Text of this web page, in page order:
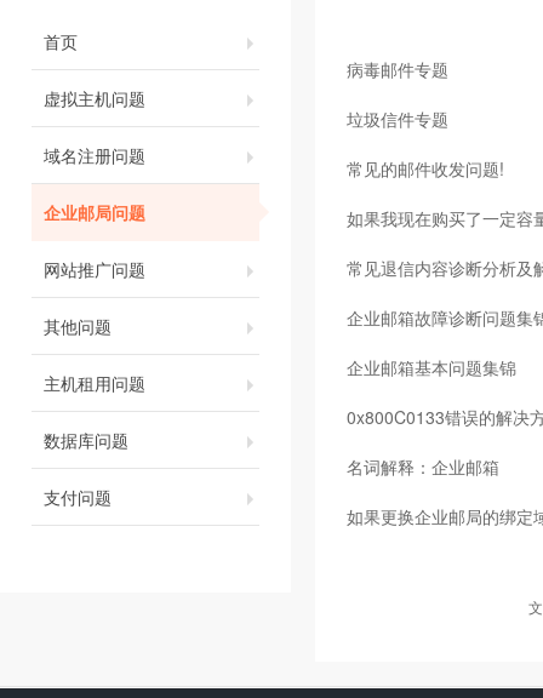
首页
虚拟主机问题
域名注册问题
企业邮局问题
网站推广问题
其他问题
主机租用问题
数据库问题
支付问题
病毒邮件专题
垃圾信件专题
常见的邮件收发问题!
如果我现在购买了一定容
常见退信内容诊断分析及
企业邮箱故障诊断问题集
企业邮箱基本问题集锦
0x800C0133错误的解决
名词解释：企业邮箱
如果更换企业邮局的绑定